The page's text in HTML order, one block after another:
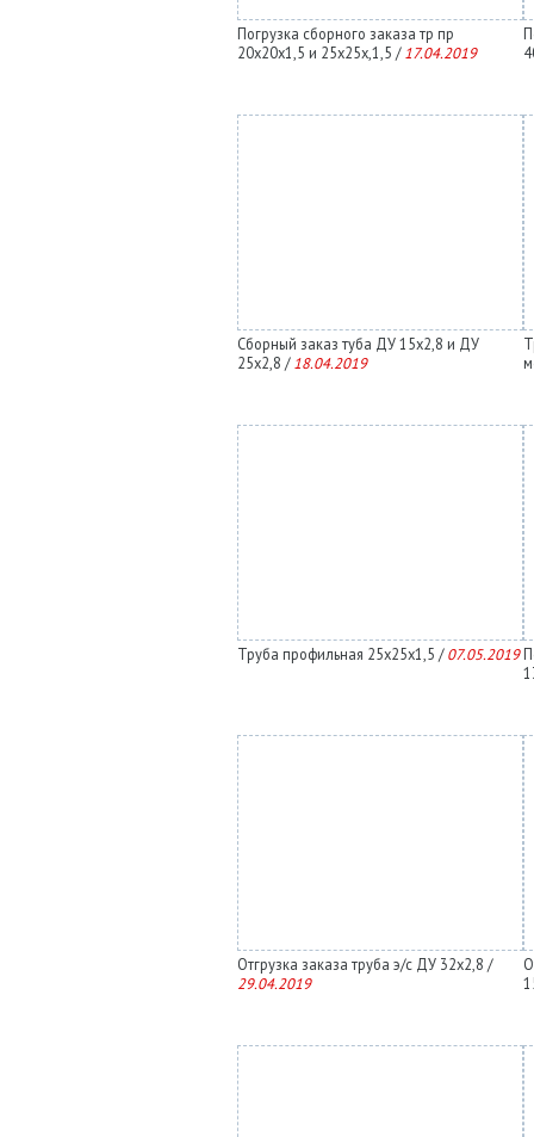
Погрузка сборного заказа тр пр
20х20х1,5 и 25х25х,1,5 / 17.04.2019
Сборный заказ туба ДУ 15х2,8 и ДУ
25х2,8 / 18.04.2019
Труба профильная 25х25х1,5 /07.05.2019
Отгрузка заказа труба э/с ДУ 32х2,8 /
29.04.2019